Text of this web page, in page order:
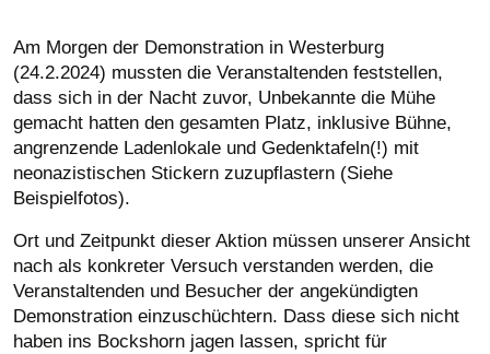
Am Morgen der Demonstration in Westerburg
(24.2.2024) mussten die Veranstaltenden feststellen,
dass sich in der Nacht zuvor, Unbekannte die Mühe
gemacht hatten den gesamten Platz, inklusive Bühne,
angrenzende Ladenlokale und Gedenktafeln(!) mit
neonazistischen Stickern zuzupflastern (Siehe
Beispielfotos).
Ort und Zeitpunkt dieser Aktion müssen unserer Ansicht
nach als konkreter Versuch verstanden werden, die
Veranstaltenden und Besucher der angekündigten
Demonstration einzuschüchtern. Dass diese sich nicht
haben ins Bockshorn jagen lassen, spricht für